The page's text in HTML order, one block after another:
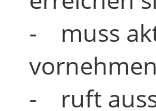
- muss
- ruft